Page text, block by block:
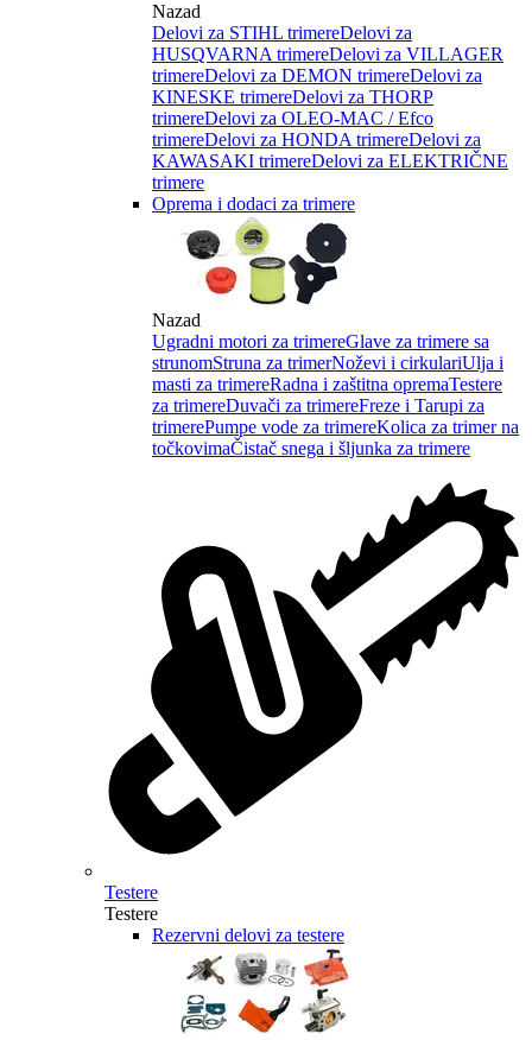
Nazad
Delovi za STIHL trimereDelovi za
HUSQVARNA trimereDelovi za VILLAGER
trimereDelovi za DEMON trimereDelovi za
KINESKE trimereDelovi za THORP
trimereDelovi za OLEO-MAC / Efco
trimereDelovi za HONDA trimereDelovi za
KAWASAKI trimereDelovi za ELEKTRIČNE
trimere
Oprema i dodaci za trimere
Nazad
Ugradni motori za trimereGlave za trimere sa
strunomStruna za trimerNoževi i cirkulariUlja i
masti za trimereRadna i zaštitna opremaTestere
za trimereDuvači za trimereFreze i Tarupi za
trimerePumpe vode za trimereKolica za trimer na
točkovimaČistač snega i šljunka za trimere
Testere
Testere
Rezervni delovi za testere